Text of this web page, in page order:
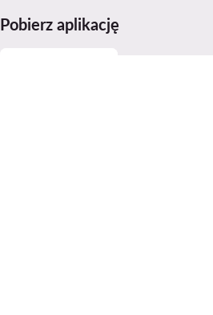
Pobierz aplikację